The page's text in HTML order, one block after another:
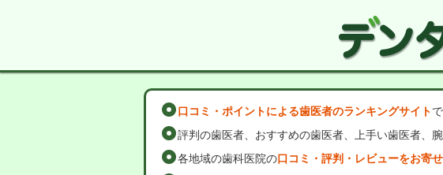
口コミ・ポイントによる歯医者のランキングサイト
評判の歯医者、おすすめの歯医者、上手い歯医者、
各地域の歯科医院の口コミ・評判・レビューをお寄